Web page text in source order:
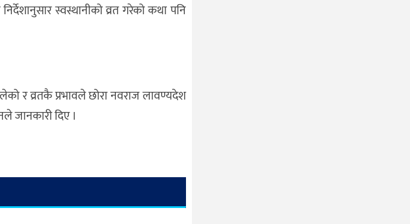
स्वस्थानीको व्रत गरेको कथा पनि
र व्रतकै प्रभावले छोरा नवराज लावण्यदेश
जानकारी दिए ।